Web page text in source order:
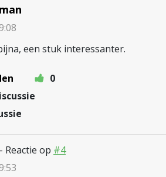
een stuk interessanter.
0
- Reactie op #4